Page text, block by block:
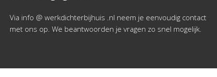
Via info @ werkdichterbijhuis .nl neem je eenvoudig contact
met ons op. We beantwoorden je vragen zo snel mogelijk.